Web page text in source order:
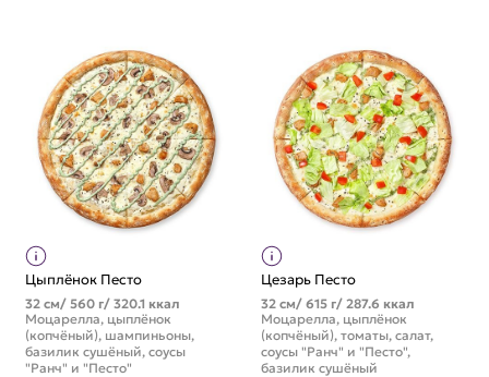
Цыплёнок Песто
32 см/ 560 г/ 320.1 ккал
Моцарелла, цыплёнок
(копчёный), шампиньоны,
базилик сушёный, соусы
"Ранч" и "Песто"
Цезарь Песто
32 см/ 615 г/ 287.6 ккал
Моцарелла, цыплёнок
(копчёный), томаты, салат,
соусы "Ранч" и "Песто",
базилик сушёный